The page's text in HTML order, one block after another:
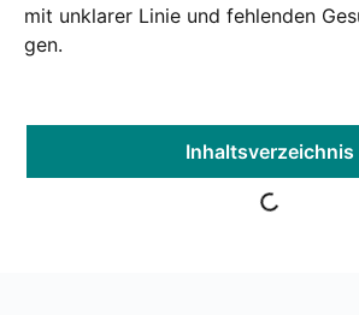
mit unkla­rer Linie und feh­len­den
gen.
Inhalts­ver­zeich­nis